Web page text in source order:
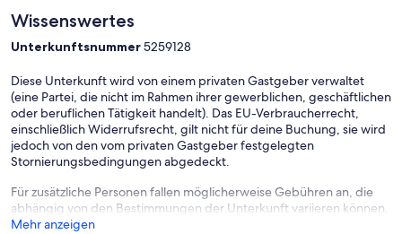
Wissenswertes
Unterkunftsnummer5259128
Diese Unterkunft wird von einem privaten Gastgeber verwaltet
(eine Partei, die nicht im Rahmen ihrer gewerblichen, geschäftlichen
oder beruflichen Tätigkeit handelt). Das EU-Verbraucherrecht,
einschließlich Widerrufsrecht, gilt nicht für deine Buchung, sie wird
jedoch von den vom privaten Gastgeber festgelegten
Stornierungsbedingungen abgedeckt.
Für zusätzliche Personen fallen möglicherweise Gebühren an, die
abhängig von den Bestimmungen der Unterkunft variieren können.
Mehr anzeigen